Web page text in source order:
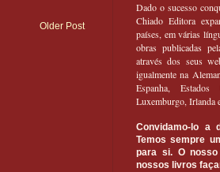
Older Post
Dado o sucesso
Chiado Editora
países, em várias
obras publicadas
através dos seus
igualmente na
Espanha,
Luxemburgo, Irlanda
Convidamo-lo a
Temos sempre
para si. O
nossos livros